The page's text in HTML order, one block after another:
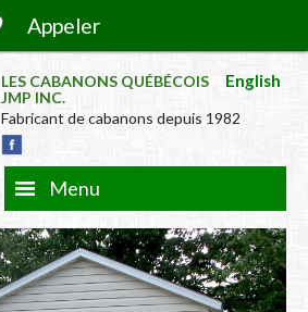
Appeler
English
LES CABANONS QUÉBÉCOIS
JMP INC.
Fabricant de cabanons depuis 1982
Menu